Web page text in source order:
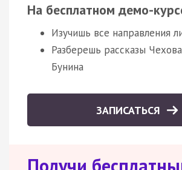
На бесплатном демо-
Изучишь все направления
Разберешь рассказы
Бунина
ЗАПИСАТЬСЯ